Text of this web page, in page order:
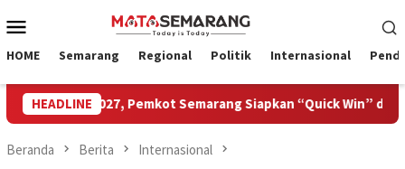
ke
Mobile
HOME Semarang Regional Politik Internasional
HEADLINE
2027, Pemkot Semarang Siapkan “Quick Win” dan Temu
Beranda Berita Internasional